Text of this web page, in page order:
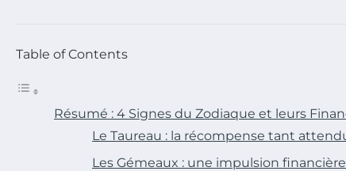
Table of Contents
Résumé : 4 Signes du Zodiaque et leurs
Le Taureau : la récompense tant
Les Gémeaux : une impulsion